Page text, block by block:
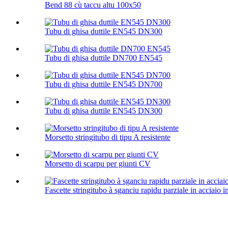
Bend 88 cù taccu altu 100х50
Tubu di ghisa duttile EN545 DN300
Tubu di ghisa duttile DN700 EN545
Tubu di ghisa duttile EN545 DN700
Tubu di ghisa duttile EN545 DN300
Morsetto stringitubo di tipu A resistente
Morsetto di scarpu per giunti CV
Fascette stringitubo à sganciu rapidu parziale in acciaio